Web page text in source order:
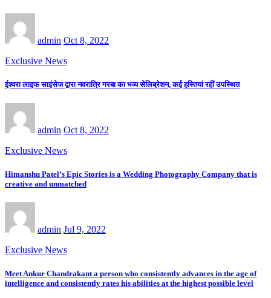
admin Oct 8, 2022
Exclusive News
ईश्वरा लाइफ साइंसेज द्वारा नवरात्रि गरबा का भव्य सेलिब्रेशन, कई हस्तियां रहीं उपस्थित
admin Oct 8, 2022
Exclusive News
Himanshu Patel’s Epic Stories is a Wedding Photography Company that is
creative and unmatched
admin Jul 9, 2022
Exclusive News
Meet Ankur Chandrakant a person who consistently advances in the age of
intelligence and consistently rates his abilities at the highest possible level